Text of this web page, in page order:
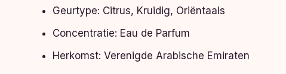
Geurtype: Citrus, Kruidig, Oriëntaals
Concentratie: Eau de Parfum
Herkomst: Verenigde Arabische Emiraten